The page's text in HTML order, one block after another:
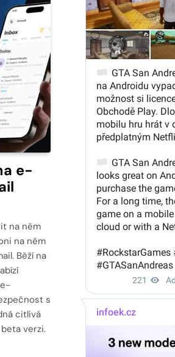
e-
na něm
na něm
Běží na
s
citlivá
verzi.